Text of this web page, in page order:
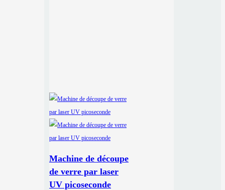
Machine de découpe
de verre par laser
UV picoseconde